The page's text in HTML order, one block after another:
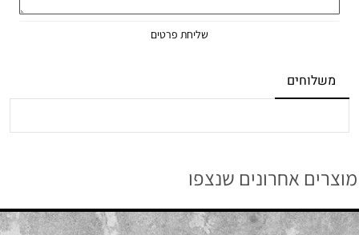
משלוחים
מוצרים אחרונים שנצפו